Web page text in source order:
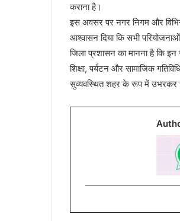
कराना है।
इस अवसर पर नगर निगम और
आश्वासन दिया कि सभी परियोजनाओं
जिला प्रशासन का मानना है कि
शिक्षा, पर्यटन और सामाजिक
सुव्यवस्थित शहर के रूप में उभरकर